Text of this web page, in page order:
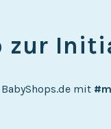
zur
mit